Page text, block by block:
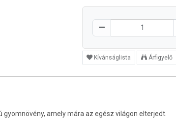
Kívánságlista Árfigyelő
amely mára az egész világon elterjedt.